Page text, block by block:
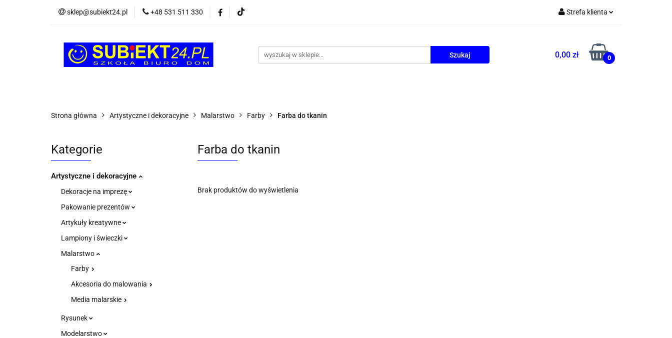
sklep@subiekt24.pl +48 531 511 330 Strefa klienta
Zarejestruj się
0,00 zł 0
SZKOLNE BIUROWE
ŚWIĄTECZNE i OKAZJONALNE AGD
Strona główna Artystyczne i dekoracyjne Malarstwo Farby Farba do tkanin
Kategorie
Artystyczne i dekoracyjne
Dekoracje na imprezę
Pakowanie prezentów
Artykuły kreatywne
Lampiony i świeczki
Malarstwo
Farby
Akcesoria do malowania
Media malarskie
Rysunek
Modelarstwo
Farba do tkanin
Brak produktów do wyświetlenia